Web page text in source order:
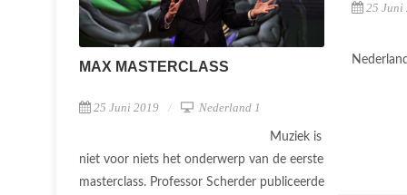
MAX MASTERCLASS
25 Juni 2019 Nederland 1
Muziek is
niet voor niets het onderwerp van de eerste
masterclass. Professor Scherder publiceerde
25 Juni